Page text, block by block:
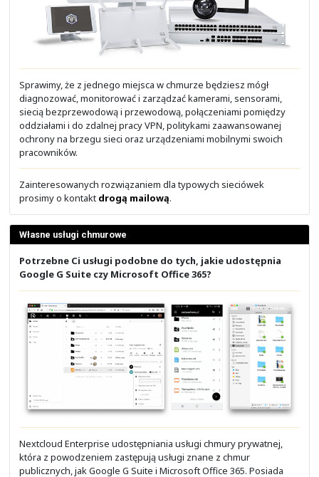
Poza dość klasycznymi rozwiązaniami i
także podążać za tym co nowe. Obecnie sporo
poświęcane jest cyberbezpieczeństwu, rozwiązaniom
Defined Network), SD-Access, SD-WAN, SDDC, ACI,
hiperkonwegencji, pamięciom masowym
rozwiązaniom SDS (Software Defined Storage) oraz
pod AI/ML oraz stosującym AI/ML i eBPF.
Spotkania technologiczne
Szukasz rozwiązania do systemu IT, sieci lub dla
aplikacji?